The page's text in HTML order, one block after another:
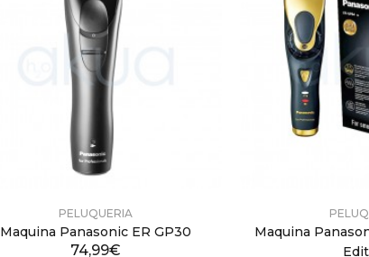
PELUQUERIA
Maquina Panasonic ER GP30
74,99€
Maquina